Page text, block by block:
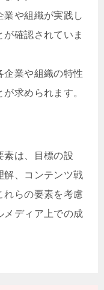
業や組織が実践し
確認されていま
企業や組織の特性
求められます。
素は、目標の設
解、コンテンツ戦
れらの要素を考慮
メディア上での成